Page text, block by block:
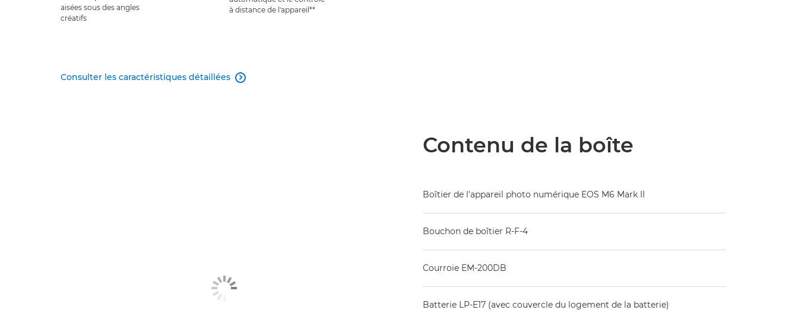
aisées sous des angles
créatifs
à distance de l'appareil**
Consulter les caractéristiques détaillées 
Contenu de la boîte
Boîtier de l'appareil photo numérique EOS M6 Mark II
Bouchon de boîtier R-F-4
Courroie EM-200DB
Batterie LP-E17 (avec couvercle du logement de la batterie)